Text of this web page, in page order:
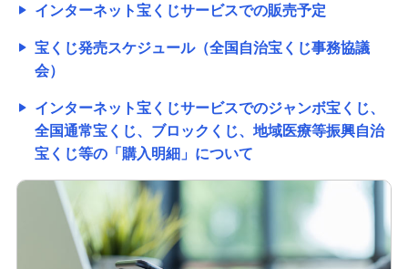
インターネット宝くじサービスでの販売予定
宝くじ発売スケジュール（全国自治宝くじ事務協議
会）
インターネット宝くじサービスでのジャンボ宝くじ、
全国通常宝くじ、ブロックくじ、地域医療等振興自治
宝くじ等の「購入明細」について